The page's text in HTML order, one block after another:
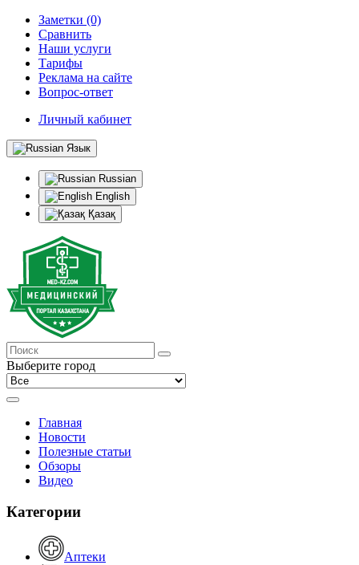
Заметки (0)
Сравнить
Наши услуги
Тарифы
Реклама на сайте
Вопрос-ответ
Личный кабинет
Язык
Russian
English
Қазақ
Выберите город
Главная
Новости
Полезные статьи
Обзоры
Видео
Категории
Аптеки